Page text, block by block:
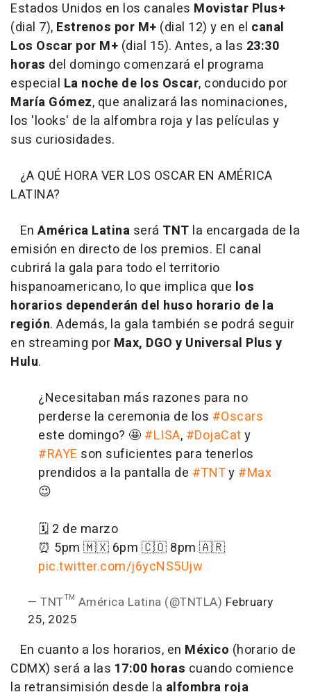
Estados Unidos en los canales Movistar Plus+
(dial 7), Estrenos por M+ (dial 12) y en el canal
Los Oscar por M+ (dial 15). Antes, a las 23:30
horas del domingo comenzará el programa
especial La noche de los Oscar, conducido por
María Gómez, que analizará las nominaciones,
los 'looks' de la alfombra roja y las películas y
sus curiosidades.
¿A QUÉ HORA VER LOS OSCAR EN AMÉRICA
LATINA?
En América Latina será TNT la encargada de la
emisión en directo de los premios. El canal
cubrirá la gala para todo el territorio
hispanoamericano, lo que implica que los
horarios dependerán del huso horario de la
región. Además, la gala también se podrá seguir
en streaming por Max, DGO y Universal Plus y
Hulu.
¿Necesitaban más razones para no
perderse la ceremonia de los #Oscars
este domingo? 🤩 #LISA, #DojaCaty
#RAYE son suficientes para tenerlos
prendidos a la pantalla de #TNTy #Max
😉
🗓️ 2 de marzo
⏰ 5pm 🇲🇽 6pm 🇨🇴 8pm 🇦🇷
pic.twitter.com/j6ycNS5Ujw
— TNT™ América Latina (@TNTLA) February
25, 2025
En cuanto a los horarios, en México (horario de
CDMX) será a las 17:00 horas cuando comience
la retransimisión desde la alfombra roja